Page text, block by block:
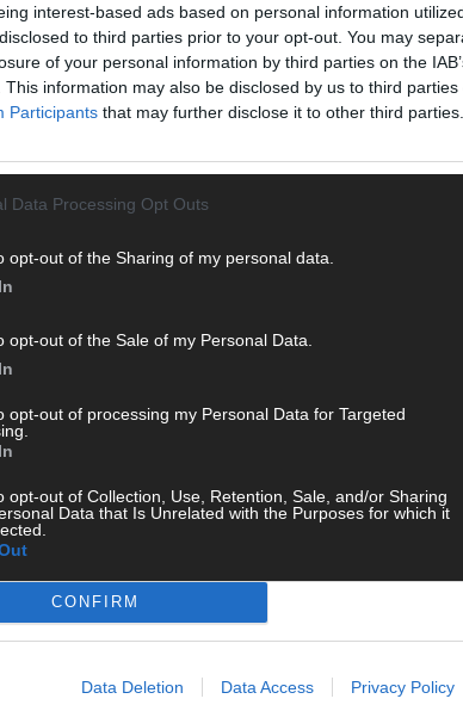
interest-based ads based on personal information
to third parties prior to your opt-out. You may
of your personal information by third parties on the
This information may also be disclosed by us to third parties
Participants that may further disclose it to other third parties.
Data Processing Opt Outs
opt-out of the Sharing of my personal data.
opt-out of the Sale of my Personal Data.
opt-out of processing my Personal Data for Targeted
opt-out of Collection, Use, Retention, Sale, and/or Sharing
Data that Is Unrelated with the Purposes for which it
CONFIRM
Data Deletion Data Access Privacy Policy
mit und teile deine Perspektive. Mit * gekennzeichnete
(Vor- und Nachname) und eine gültige E-Mail-
Kommentar kurz. Beiträge, die unsereNetiquette
Hetze, Spam oder Werbung werden nicht